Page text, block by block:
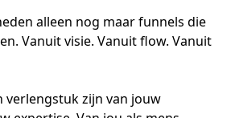
alleen nog maar funnels die
Vanuit visie. Vanuit flow. Vanuit
verlengstuk zijn van jouw